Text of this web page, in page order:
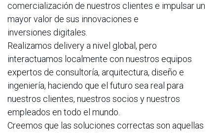
comercialización de nuestros clientes e impulsar un
mayor valor de sus innovaciones e
inversiones digitales.
Realizamos delivery a nivel global, pero
interactuamos localmente con nuestros equipos
expertos de consultoría, arquitectura, diseño e
ingeniería, haciendo que el futuro sea real para
nuestros clientes, nuestros socios y nuestros
empleados en todo el mundo.
Creemos que las soluciones correctas son aquellas